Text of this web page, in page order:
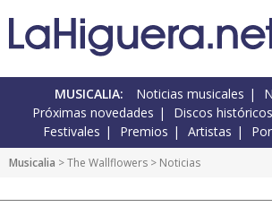
MUSICALIA: Noticias musicales
Próximas novedades
Discos históricos
Festivales
Premios Artistas
Musicalia >The Wallflowers > Noticias